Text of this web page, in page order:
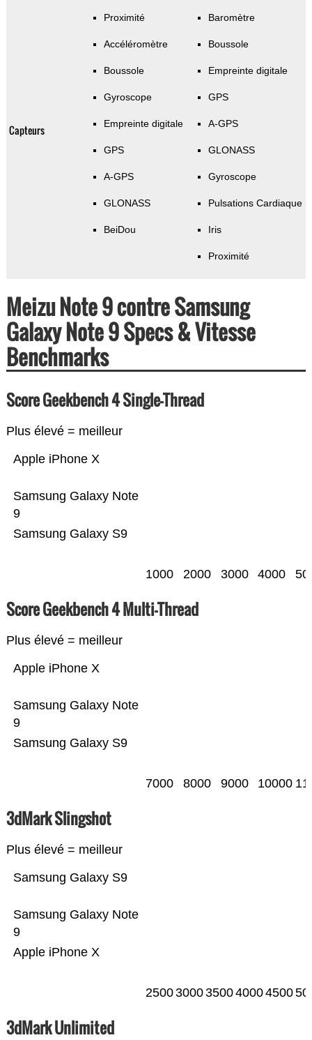
Capteurs
Proximité
Accéléromètre
Boussole
Gyroscope
Empreinte digitale
GPS
A-GPS
GLONASS
BeiDou
Baromètre
Boussole
Empreinte digitale
GPS
A-GPS
GLONASS
Gyroscope
Pulsations Cardiaque
Iris
Proximité
Meizu Note 9 contre Samsung
Galaxy Note 9 Specs & Vitesse
Benchmarks
Score Geekbench 4 Single-Thread
Plus élevé = meilleur
Samsung Galaxy S9
Samsung Galaxy Note
9
Apple iPhone X
1000 2000 3000 4000
Score Geekbench 4 Multi-Thread
Plus élevé = meilleur
Samsung Galaxy S9
Samsung Galaxy Note
9
Apple iPhone X
7000 8000 9000 10000
3dMark Slingshot
Plus élevé = meilleur
Apple iPhone X
Samsung Galaxy Note
9
Samsung Galaxy S9
25003000350040004500
3dMark Unlimited